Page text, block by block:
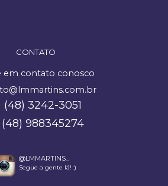
CONTATO
em contato conosco
(48) 3242-3051
(48) 988345274
@LMMARTINS_
Segue a gente lá! :)